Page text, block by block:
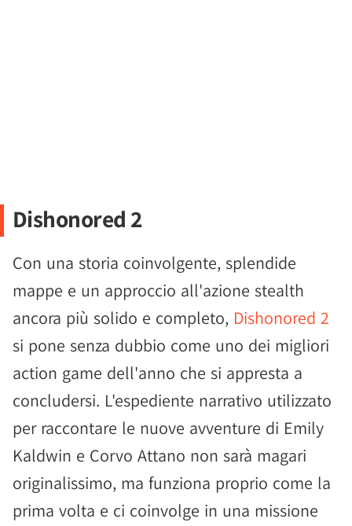
Dishonored 2
Con una storia coinvolgente, splendide
mappe e un approccio all'azione stealth
ancora più solido e completo, Dishonored 2
si pone senza dubbio come uno dei migliori
action game dell'anno che si appresta a
concludersi. L'espediente narrativo utilizzato
per raccontare le nuove avventure di Emily
Kaldwin e Corvo Attano non sarà magari
originalissimo, ma funziona proprio come la
prima volta e ci coinvolge in una missione